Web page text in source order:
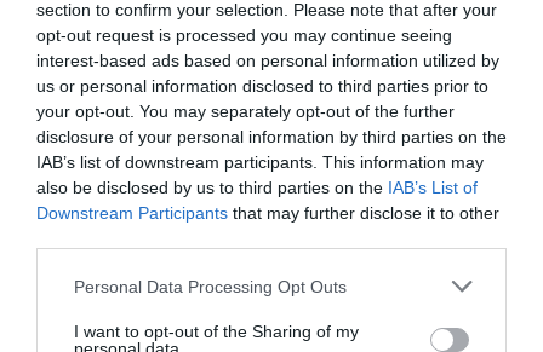
section to confirm your selection. Please note that after your
opt-out request is processed you may continue seeing
interest-based ads based on personal information utilized by
us or personal information disclosed to third parties prior to
your opt-out. You may separately opt-out of the further
disclosure of your personal information by third parties on the
IAB’s list of downstream participants. This information may
also be disclosed by us to third parties on the IAB’s List of
Downstream Participants that may further disclose it to other
Personal Data Processing Opt Outs
I want to opt-out of the Sharing of my
Gual y Marimon hablan sobre las consecuencias
económicas de la pandemia, de sus retos y de sus
oportunidades